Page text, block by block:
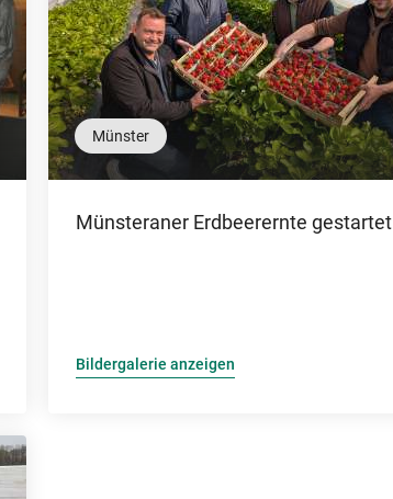
Münster
Münsteraner Erdbeerernte gestartet
Bildergalerie anzeigen